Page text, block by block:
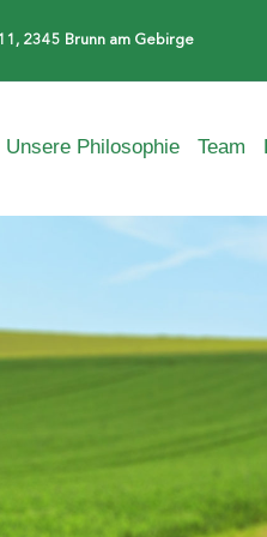
2345 Brunn am Gebirge
Unsere Philosophie Team